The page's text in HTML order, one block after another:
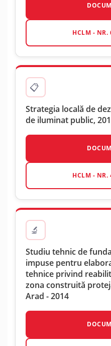
HCLM - NR.
Strategia locală de
de iluminat public,
HCLM - NR.
Studiu tehnic de
impuse pentru
tehnice privind
zona construită
Arad - 2014